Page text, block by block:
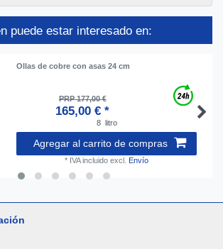
puede estar interesado en:
Ollas de cobre con asas 24 cm
PRP 177,00 €
165,00 € *
8 litro
Agregar al carrito de compras
* IVA incluido excl. Envío